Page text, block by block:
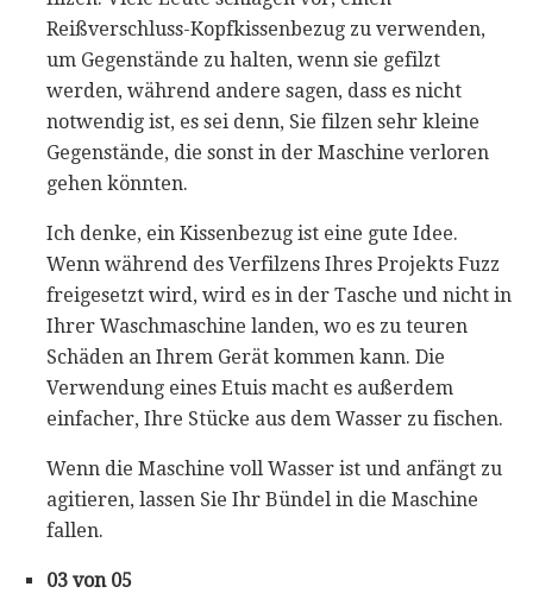
Reißverschluss-Kopfkissenbezug zu verwenden,
um Gegenstände zu halten, wenn sie gefilzt
werden, während andere sagen, dass es nicht
notwendig ist, es sei denn, Sie filzen sehr kleine
Gegenstände, die sonst in der Maschine verloren
gehen könnten.
Ich denke, ein Kissenbezug ist eine gute Idee.
Wenn während des Verfilzens Ihres Projekts Fuzz
freigesetzt wird, wird es in der Tasche und nicht in
Ihrer Waschmaschine landen, wo es zu teuren
Schäden an Ihrem Gerät kommen kann. Die
Verwendung eines Etuis macht es außerdem
einfacher, Ihre Stücke aus dem Wasser zu fischen.
Wenn die Maschine voll Wasser ist und anfängt zu
agitieren, lassen Sie Ihr Bündel in die Maschine
fallen.
03 von 05